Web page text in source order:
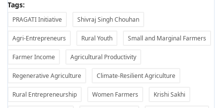
Tags:
PRAGATI Initiative Shivraj Singh Chouhan
Agri-Entrepreneurs Rural Youth Small and Marginal Farmers
Farmer Income Agricultural Productivity
Regenerative Agriculture Climate-Resilient Agriculture
Rural Entrepreneurship Women Farmers Krishi Sakhi